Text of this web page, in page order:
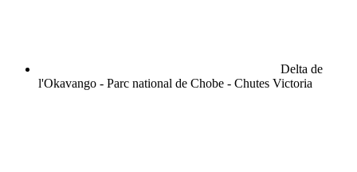
Delta de
l'Okavango - Parc national de Chobe - Chutes Victoria